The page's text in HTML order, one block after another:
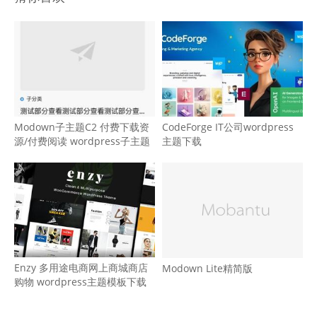
Modown子主题C2 付费下载资
源/付费阅读 wordpress子主题
CodeForge IT公司wordpress
主题下载
Enzy 多用途电商网上商城商店
购物 wordpress主题模板下载
Modown Lite精简版